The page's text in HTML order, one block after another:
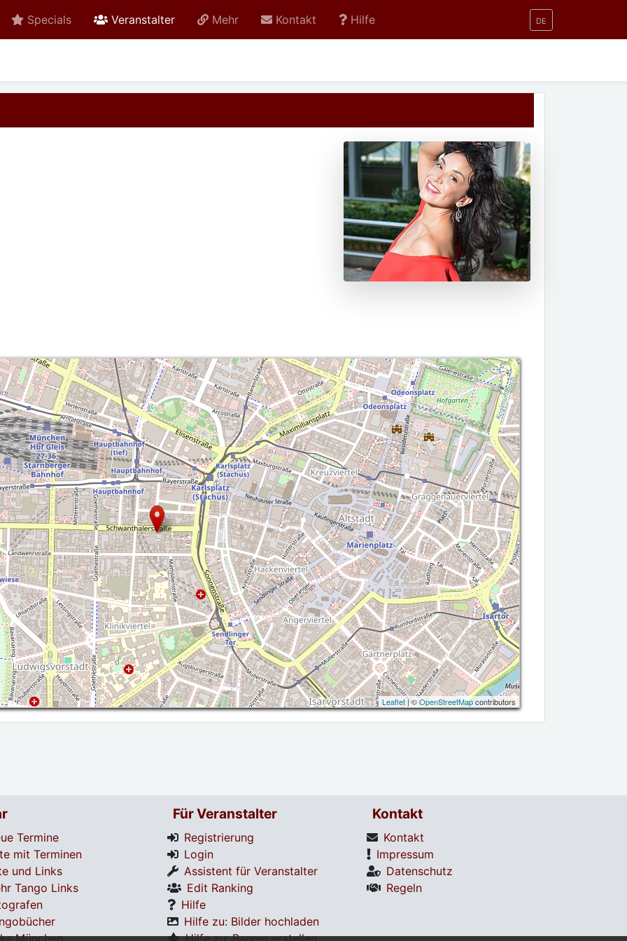
Specials Veranstalteractive Mehr Kontakt Hilfe DE
Leaflet| ©OpenStreetMapcontributors
Termine
mit Terminen
und Links
Tango Links
München
Für Veranstalter
Registrierung
Login
Assistent für Veranstalter
Edit Ranking
Hilfe
Hilfe zu: Bilder hochladen
Hilfe zu: Banner erstellen
Kontakt
Kontakt
Impressum
Datenschutz
Regeln